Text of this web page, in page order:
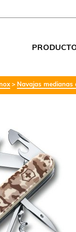
Navajas medianas